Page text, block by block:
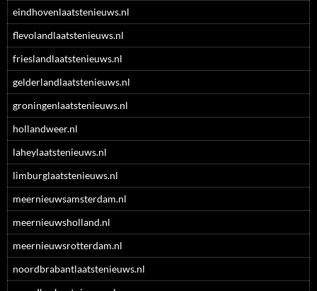
eindhovenlaatstenieuws.nl
flevolandlaatstenieuws.nl
frieslandlaatstenieuws.nl
gelderlandlaatstenieuws.nl
groningenlaatstenieuws.nl
hollandweer.nl
laheylaatstenieuws.nl
limburglaatstenieuws.nl
meernieuwsamsterdam.nl
meernieuwsholland.nl
meernieuwsrotterdam.nl
noordbrabantlaatstenieuws.nl